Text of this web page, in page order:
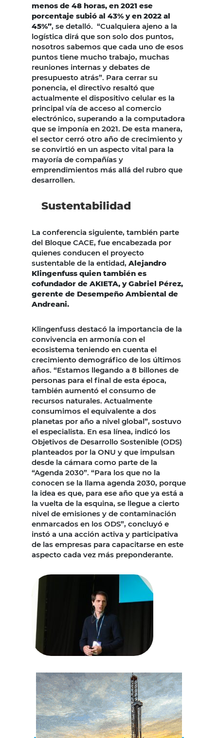
menos de 48 horas, en 2021 ese
porcentaje subió al 43% y en 2022 al
45%”, se detalló. “Cualquiera ajeno a la
logística dirá que son solo dos puntos,
nosotros sabemos que cada uno de esos
puntos tiene mucho trabajo, muchas
reuniones internas y debates de
presupuesto atrás”. Para cerrar su
ponencia, el directivo resaltó que
actualmente el dispositivo celular es la
principal vía de acceso al comercio
electrónico, superando a la computadora
que se imponía en 2021. De esta manera,
el sector cerró otro año de crecimiento y
se convirtió en un aspecto vital para la
mayoría de compañías y
emprendimientos más allá del rubro que
desarrollen.
Sustentabilidad
La conferencia siguiente, también parte
del Bloque CACE, fue encabezada por
quienes conducen el proyecto
sustentable de la entidad, Alejandro
Klingenfuss quien también es
cofundador de AKIETA, y Gabriel Pérez,
gerente de Desempeño Ambiental de
Andreani.
Klingenfuss destacó la importancia de la
convivencia en armonía con el
ecosistema teniendo en cuenta el
crecimiento demográfico de los últimos
años. “Estamos llegando a 8 billones de
personas para el final de esta época,
también aumentó el consumo de
recursos naturales. Actualmente
consumimos el equivalente a dos
planetas por año a nivel global”, sostuvo
el especialista. En esa línea, indicó los
Objetivos de Desarrollo Sostenible (ODS)
planteados por la ONU y que impulsan
desde la cámara como parte de la
“Agenda 2030”. “Para los que no la
conocen se la llama agenda 2030, porque
la idea es que, para ese año que ya está a
la vuelta de la esquina, se llegue a cierto
nivel de emisiones y de contaminación
enmarcados en los ODS”, concluyó e
instó a una acción activa y participativa
de las empresas para capacitarse en este
aspecto cada vez más preponderante.